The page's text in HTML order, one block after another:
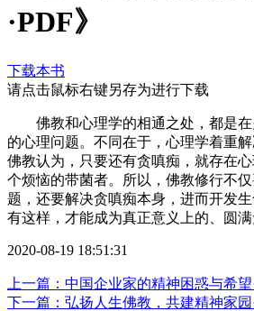
·PDF》
下载本书
请点击鼠标右键另存为进行下载
佛教和心理学的相通之处，都是在
的心理问题。不同在于，心理学着重
佛教认为，只要还有贪嗔痴，就存在
个烦恼的带菌者。所以，佛教修行不
题，还要解决贪嗔痴本身，进而开发
有这样，才能成为真正意义上的、圆满
2020-08-19 18:51:31
上一篇：中国企业家的精神困惑与希望
下一篇：弘扬人生佛教，共建精神家园